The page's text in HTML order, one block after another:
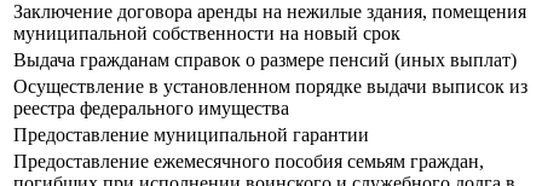
Заключение договора аренды на нежилые здания, помещения
муниципальной собственности на новый срок
Выдача гражданам справок о размере пенсий (иных выплат)
Осуществление в установленном порядке выдачи выписок из
реестра федерального имущества
Предоставление муниципальной гарантии
Предоставление ежемесячного пособия семьям граждан,